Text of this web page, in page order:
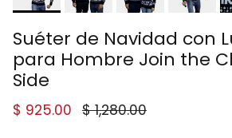
Suéter de Navidad con
para Hombre Join the
Side
Precio de venta
$ 925.00 Precio normal
$ 1,280.00